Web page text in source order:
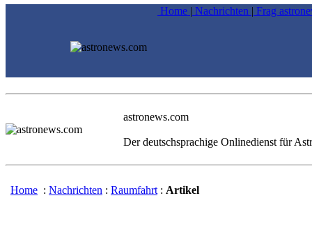
Home | Nachrichten | Frag
astronews.com
Der deutschsprachige Onlinedienst für
Home : Nachrichten : Raumfahrt : Artikel